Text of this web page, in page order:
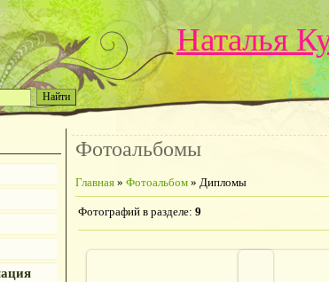
Наталья
Фотоальбомы
Главная » Фотоальбом » Дипломы
Фотографий в разделе: 9